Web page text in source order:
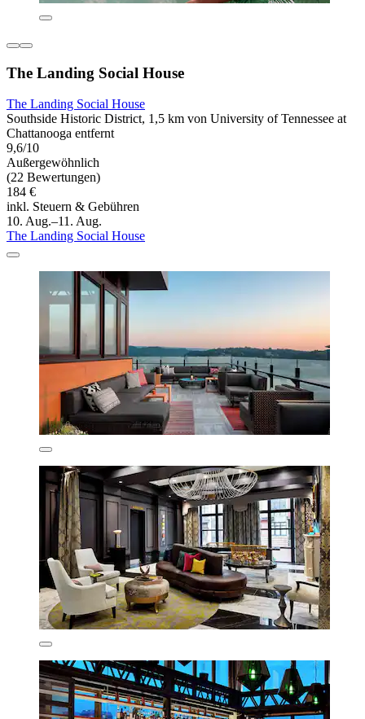
The Landing Social House
The Landing Social House
Southside Historic District, 1,5 km von University of Tennessee at
Chattanooga entfernt
9,6/10
Außergewöhnlich
(22 Bewertungen)
184 €
inkl. Steuern & Gebühren
10. Aug.–11. Aug.
The Landing Social House